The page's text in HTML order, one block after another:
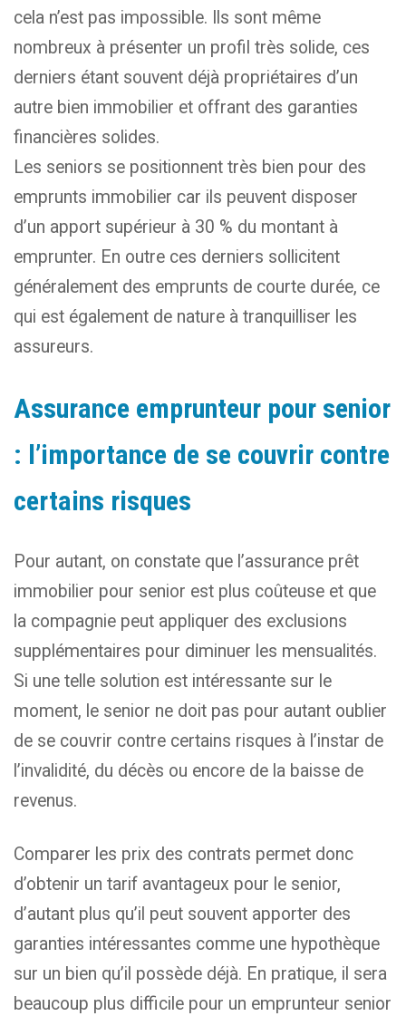
cela n’est pas impossible. Ils sont même
nombreux à présenter un profil très solide, ces
derniers étant souvent déjà propriétaires d’un
autre bien immobilier et offrant des garanties
financières solides.
Les seniors se positionnent très bien pour des
emprunts immobilier car ils peuvent disposer
d’un apport supérieur à 30 % du montant à
emprunter. En outre ces derniers sollicitent
généralement des emprunts de courte durée, ce
qui est également de nature à tranquilliser les
assureurs.
Assurance emprunteur pour senior
: l’importance de se couvrir contre
certains risques
Pour autant, on constate que l’assurance prêt
immobilier pour senior est plus coûteuse et que
la compagnie peut appliquer des exclusions
supplémentaires pour diminuer les mensualités.
Si une telle solution est intéressante sur le
moment, le senior ne doit pas pour autant oublier
de se couvrir contre certains risques à l’instar de
l’invalidité, du décès ou encore de la baisse de
revenus.
Comparer les prix des contrats permet donc
d’obtenir un tarif avantageux pour le senior,
d’autant plus qu’il peut souvent apporter des
garanties intéressantes comme une hypothèque
sur un bien qu’il possède déjà. En pratique, il sera
beaucoup plus difficile pour un emprunteur senior